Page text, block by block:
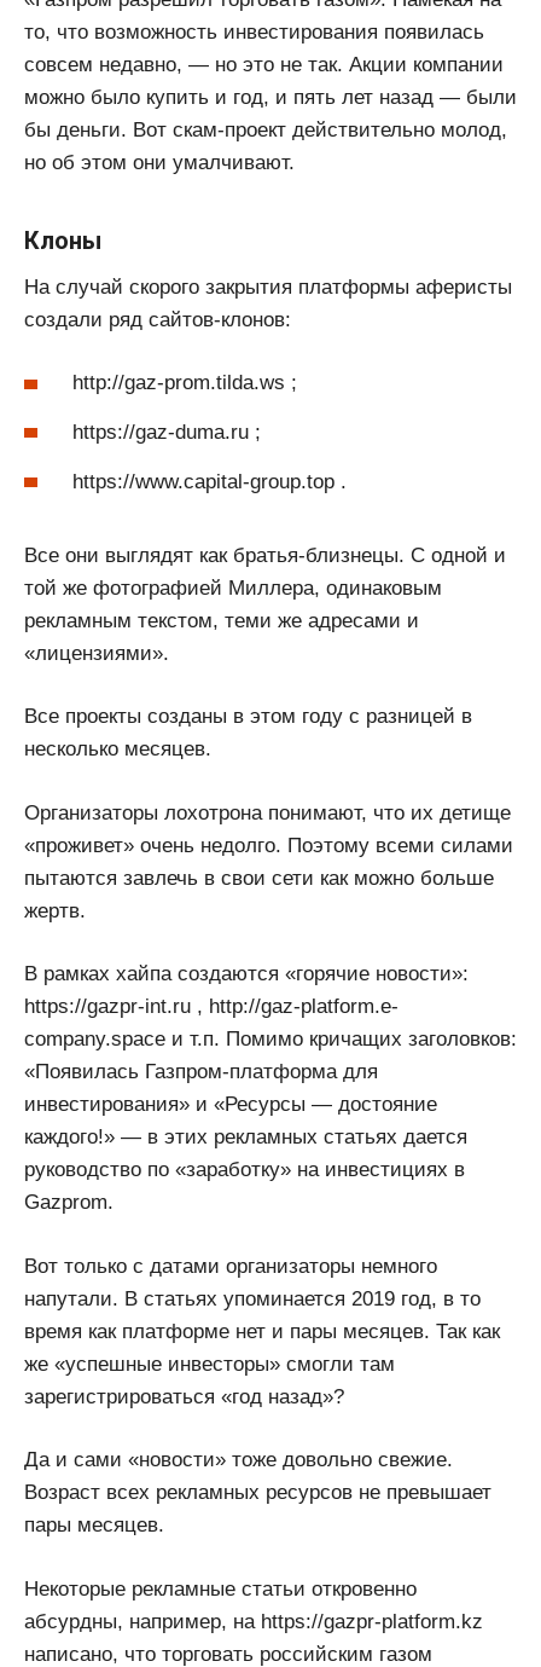
то, что возможность инвестирования появилась
совсем недавно, — но это не так. Акции компании
можно было купить и год, и пять лет назад — были
бы деньги. Вот скам-проект действительно молод,
но об этом они умалчивают.
Клоны
На случай скорого закрытия платформы аферисты
создали ряд сайтов-клонов:
http://gaz-prom.tilda.ws ;
https://gaz-duma.ru ;
https://www.capital-group.top .
Все они выглядят как братья-близнецы. С одной и
той же фотографией Миллера, одинаковым
рекламным текстом, теми же адресами и
«лицензиями».
Все проекты созданы в этом году с разницей в
несколько месяцев.
Организаторы лохотрона понимают, что их детище
«проживет» очень недолго. Поэтому всеми силами
пытаются завлечь в свои сети как можно больше
жертв.
В рамках хайпа создаются «горячие новости»:
https://gazpr-int.ru , http://gaz-platform.e-
company.space и т.п. Помимо кричащих заголовков:
«Появилась Газпром-платформа для
инвестирования» и «Ресурсы — достояние
каждого!» — в этих рекламных статьях дается
руководство по «заработку» на инвестициях в
Gazprom.
Вот только с датами организаторы немного
напутали. В статьях упоминается 2019 год, в то
время как платформе нет и пары месяцев. Так как
же «успешные инвесторы» смогли там
зарегистрироваться «год назад»?
Да и сами «новости» тоже довольно свежие.
Возраст всех рекламных ресурсов не превышает
пары месяцев.
Некоторые рекламные статьи откровенно
абсурдны, например, на https://gazpr-platform.kz
написано, что торговать российским газом